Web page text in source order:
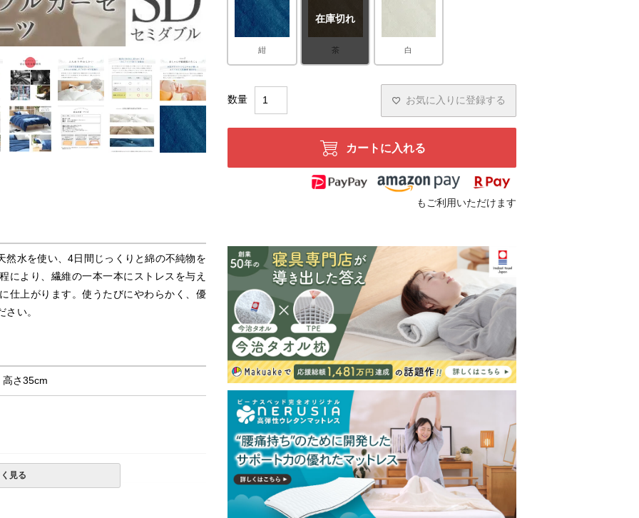
然水を使い、4日間じっくりと綿の不純物を
により、繊維の一本一本にストレスを与え
仕上がります。使うたびにやわらかく、優
さい。
さ35cm
見る
紺 茶
在庫切れ
白
お気に入りに登録する
カートに入れる
もご利用いただけます